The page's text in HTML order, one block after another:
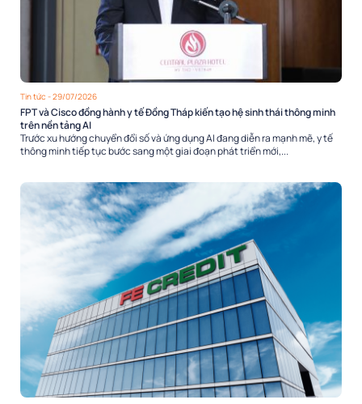
Tin tức - 29/07/2026
FPT và Cisco đồng hành y tế Đồng Tháp kiến tạo hệ sinh thái thông minh
trên nền tảng AI
Trước xu hướng chuyển đổi số và ứng dụng AI đang diễn ra mạnh mẽ, y tế
thông minh tiếp tục bước sang một giai đoạn phát triển mới,...